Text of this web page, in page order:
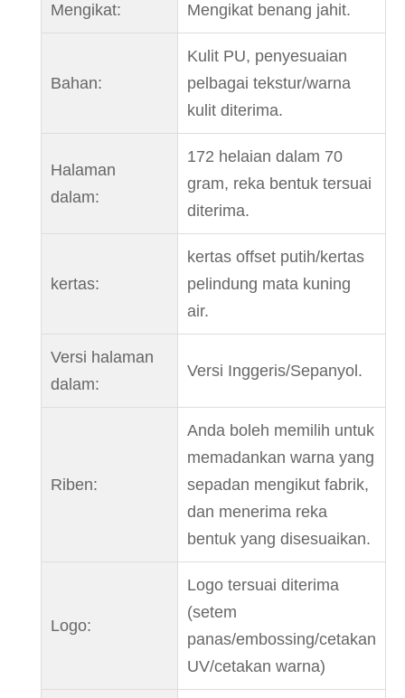
Mengikat: Mengikat benang jahit.
Bahan:
Kulit PU, penyesuaian
pelbagai tekstur/warna
kulit diterima.
Halaman
dalam:
172 helaian dalam 70
gram, reka bentuk tersuai
diterima.
kertas:
kertas offset putih/kertas
pelindung mata kuning
air.
Versi halaman
dalam:
Versi Inggeris/Sepanyol.
Riben:
Anda boleh memilih untuk
memadankan warna yang
sepadan mengikut fabrik,
dan menerima reka
bentuk yang disesuaikan.
Logo:
Logo tersuai diterima
(setem
panas/embossing/cetakan
UV/cetakan warna)